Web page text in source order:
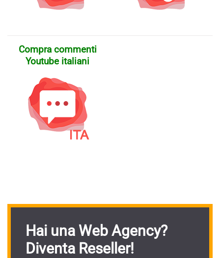
Compra commenti
Youtube italiani
Hai una Web Agency?
Diventa Reseller!